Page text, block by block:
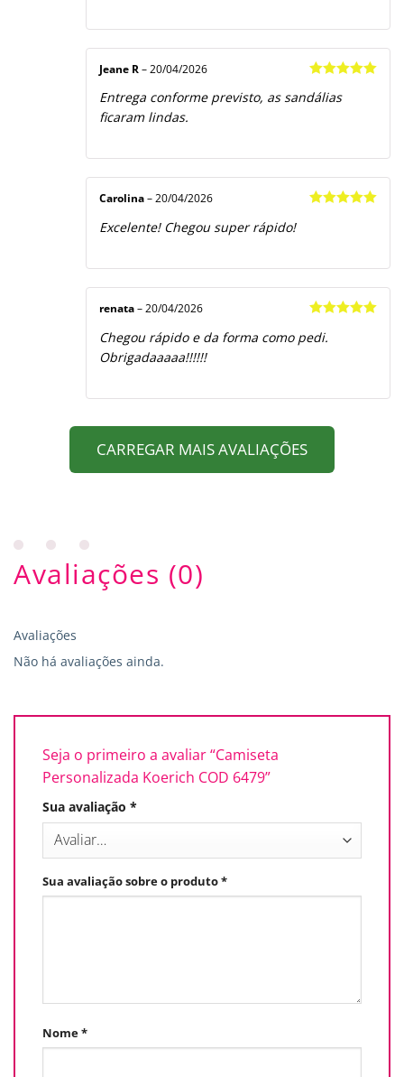
de 5
Jeane R – 20/04/2026
Entrega conforme previsto, as sandálias
ficaram lindas.
Carolina – 20/04/2026
Excelente! Chegou super rápido!
de 5
renata – 20/04/2026
Chegou rápido e da forma como pedi.
Obrigadaaaaa!!!!!!
CARREGAR MAIS AVALIAÇÕES
Avaliações (0)
Avaliações
Não há avaliações ainda.
Seja o primeiro a avaliar “Camiseta
Personalizada Koerich COD 6479”
Sua avaliação *
Sua avaliação sobre o produto*
Nome*